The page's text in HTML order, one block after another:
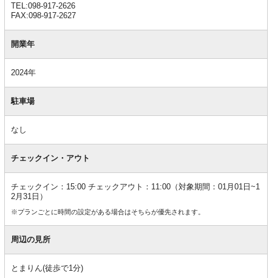
TEL:098-917-2626
FAX:098-917-2627
開業年
2024年
駐車場
なし
チェックイン・アウト
チェックイン：15:00 チェックアウト：11:00（対象期間：01月01日~1
2月31日）
※プランごとに時間の設定がある場合はそちらが優先されます。
周辺の見所
とまりん(徒歩で1分)